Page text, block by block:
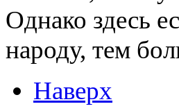
Однако здесь
народу, тем
Наверх